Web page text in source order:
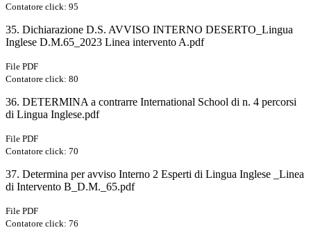
Contatore click: 95
35. Dichiarazione D.S. AVVISO INTERNO DESERTO_Lingua
Inglese D.M.65_2023 Linea intervento A.pdf
File PDF
Contatore click: 80
36. DETERMINA a contrarre International School di n. 4 percorsi
di Lingua Inglese.pdf
File PDF
Contatore click: 70
37. Determina per avviso Interno 2 Esperti di Lingua Inglese _Linea
di Intervento B_D.M._65.pdf
File PDF
Contatore click: 76